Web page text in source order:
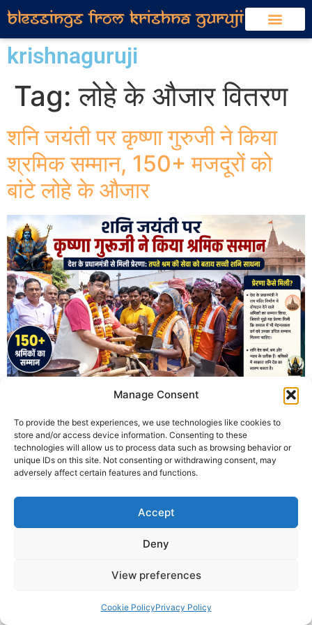
Manage Consent
To provide the best experiences, we use technologies like cookies to
store and/or access device information. Consenting to these
technologies will allow us to process data such as browsing behavior or
unique IDs on this site. Not consenting or withdrawing consent, may
adversely affect certain features and functions.
Accept
Deny
View preferences
Cookie PolicyPrivacy Policy
krishnaguruji
Tag:लोहे के औजार वितरण
शनि जयंती पर कृष्णा गुरुजी ने किया
श्रमिक सम्मान, 150+ मजदूरों को
बांटे लोहे के औजार
शनि जयंती एवं शनिचर अमावस्या पर उज्जैन में कृष्णा गुरुजी द्वारा 150 से
अधिक श्रमिकों का सम्मान कर उन्हें गैती, फावड़ा, तगारी सहित आवश्यक
लोहे के औजार वितरित किए गए। राम मंदिर निर्माण श्रमिकों के सम्मान से
प्रेरित इस अभियान ने श्रम सम्मान और मानव सेवा का संदेश दिया।
© 2025 Krishna Guruji |Privacy Policy